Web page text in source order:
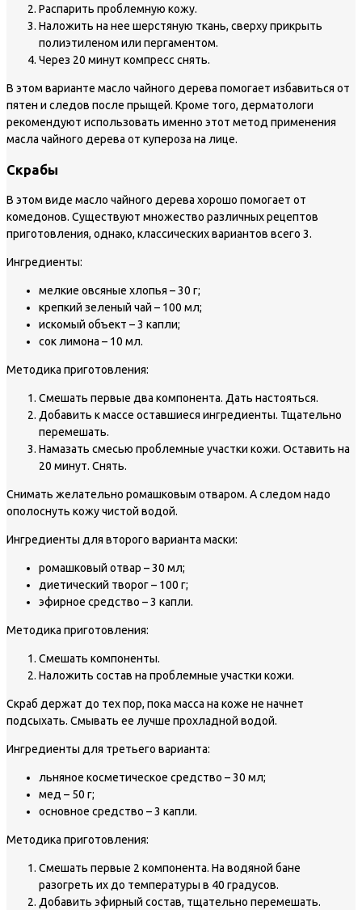
Распарить проблемную кожу.
Наложить на нее шерстяную ткань, сверху прикрыть
полиэтиленом или пергаментом.
Через 20 минут компресс снять.
В этом варианте масло чайного дерева помогает избавиться от
пятен и следов после прыщей. Кроме того, дерматологи
рекомендуют использовать именно этот метод применения
масла чайного дерева от купероза на лице.
Скрабы
В этом виде масло чайного дерева хорошо помогает от
комедонов. Существуют множество различных рецептов
приготовления, однако, классических вариантов всего 3.
Ингредиенты:
мелкие овсяные хлопья – 30 г;
крепкий зеленый чай – 100 мл;
искомый объект – 3 капли;
сок лимона – 10 мл.
Методика приготовления:
Смешать первые два компонента. Дать настояться.
Добавить к массе оставшиеся ингредиенты. Тщательно
перемешать.
Намазать смесью проблемные участки кожи. Оставить на
20 минут. Снять.
Снимать желательно ромашковым отваром. А следом надо
ополоснуть кожу чистой водой.
Ингредиенты для второго варианта маски:
ромашковый отвар – 30 мл;
диетический творог – 100 г;
эфирное средство – 3 капли.
Методика приготовления:
Смешать компоненты.
Наложить состав на проблемные участки кожи.
Скраб держат до тех пор, пока масса на коже не начнет
подсыхать. Смывать ее лучше прохладной водой.
Ингредиенты для третьего варианта:
льняное косметическое средство – 30 мл;
мед – 50 г;
основное средство – 3 капли.
Методика приготовления:
Смешать первые 2 компонента. На водяной бане
разогреть их до температуры в 40 градусов.
Добавить эфирный состав, тщательно перемешать.